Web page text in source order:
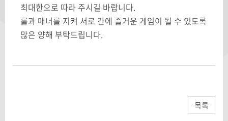
최대한으로 따라 주시길 바랍니다.
룰과 매너를 지켜 서로 간에 즐거운 게임이 될 수 있도록
많은 양해 부탁드립니다.
목록